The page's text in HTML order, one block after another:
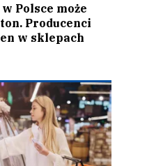
Polsce może
Producenci
w sklepach